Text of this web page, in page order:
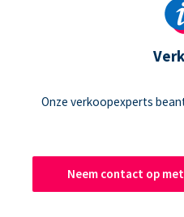
Onze verkoopexperts
Neem contact op